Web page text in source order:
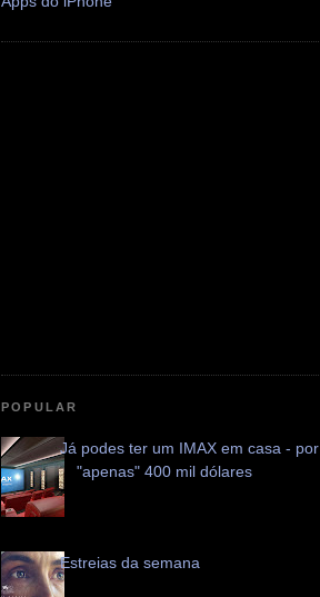
POPULAR
Já podes ter um IMAX em casa - por
"apenas" 400 mil dólares
Estreias da semana